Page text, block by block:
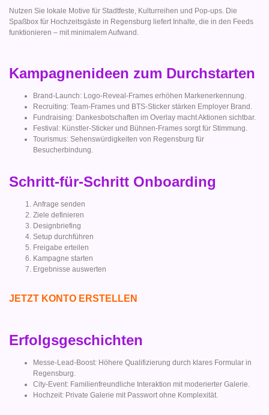
Nutzen Sie lokale Motive für Stadtfeste, Kulturreihen und Pop-ups. Die
Spaßbox für Hochzeitsgäste in Regensburg liefert Inhalte, die in den Feeds
funktionieren – mit minimalem Aufwand.
Kampagnenideen zum Durchstarten
Brand-Launch: Logo-Reveal-Frames erhöhen Markenerkennung.
Recruiting: Team-Frames und BTS-Sticker stärken Employer Brand.
Fundraising: Dankesbotschaften im Overlay macht Aktionen sichtbar.
Festival: Künstler-Sticker und Bühnen-Frames sorgt für Stimmung.
Tourismus: Sehenswürdigkeiten von Regensburg für
Besucherbindung.
Schritt-für-Schritt Onboarding
Anfrage senden
Ziele definieren
Designbriefing
Setup durchführen
Freigabe erteilen
Kampagne starten
Ergebnisse auswerten
JETZT KONTO ERSTELLEN
Erfolgsgeschichten
Messe-Lead-Boost: Höhere Qualifizierung durch klares Formular in
Regensburg.
City-Event: Familienfreundliche Interaktion mit moderierter Galerie.
Hochzeit: Private Galerie mit Passwort ohne Komplexität.